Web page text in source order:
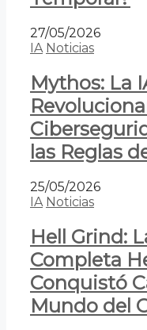
27/05/2026
IA Noticias
Mythos: La
las Reglas
25/05/2026
IA Noticias
Hell Grind:
Completa
Conquistó
Mundo del